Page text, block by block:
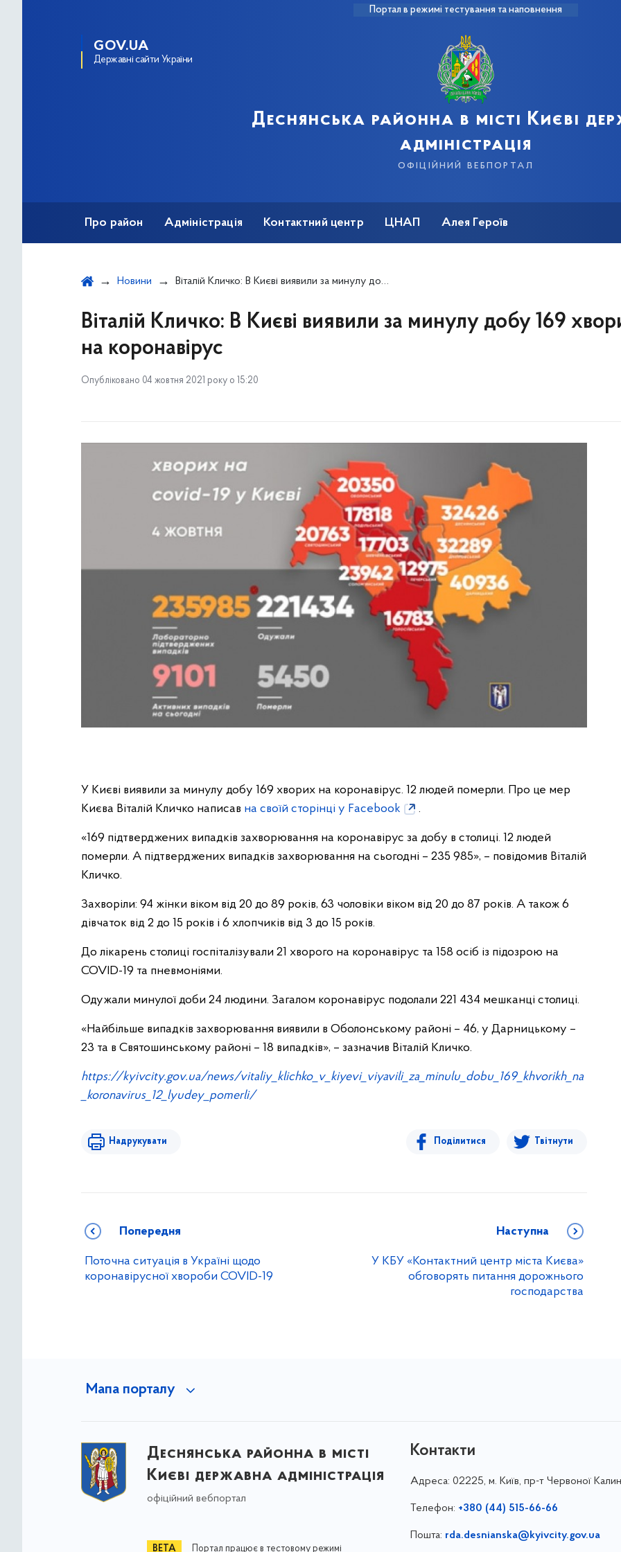
Портал в режимі тестування та наповнення
GOV.UA
Державні сайти України
Деснянська районна в місті Києві
адміністрація
офіційний вебпортал
Про район Адміністрація Контактний центр ЦНАП Алея Героїв
Новини Віталій Кличко: В Києві виявили за минулу добу 169 хворих на коронавірус
Віталій Кличко: В Києві виявили за минулу добу 169
на коронавірус
Опубліковано 04 жовтня 2021 року о 15:20
У Києві виявили за минулу добу 169 хворих на коронавірус. 12 людей померли. Про це мер
Києва Віталій Кличко написав на своїй сторінці у Facebook .
«169 підтверджених випадків захворювання на коронавірус за добу в столиці. 12 людей
померли. А підтверджених випадків захворювання на сьогодні – 235 985», – повідомив Віталій
Кличко.
Захворіли: 94 жінки віком від 20 до 89 років, 63 чоловіки віком від 20 до 87 років. А також 6
дівчаток від 2 до 15 років і 6 хлопчиків від 3 до 15 років.
До лікарень столиці госпіталізували 21 хворого на коронавірус та 158 осіб із підозрою на
COVID-19 та пневмоніями.
Одужали минулої доби 24 людини. Загалом коронавірус подолали 221 434 мешканці столиці.
«Найбільше випадків захворювання виявили в Оболонському районі – 46, у Дарницькому –
23 та в Святошинському районі – 18 випадків», – зазначив Віталій Кличко.
https://kyivcity.gov.ua/news/vitaliy_klichko_v_kiyevi_viyavili_za_minulu_dobu_169_khvorikh_na
_koronavirus_12_lyudey_pomerli/
Надрукувати Поділитися Твітнути
Попередня
Поточна ситуація в Україні щодо
коронавірусної хвороби COVID-19
Наступна
У КБУ «Контактний центр міста Києва»
обговорять питання дорожнього
господарства
Мапа порталу
Деснянська районна в місті
Києві державна адміністрація
офіційний вебпортал
Портал працює в тестовому режимі
Контакти
Адреса: 02225, м. Київ, пр-т Червоної
Телефон: +380 (44) 515-66-66
Пошта: rda.desnianska@kyivcity.gov.ua